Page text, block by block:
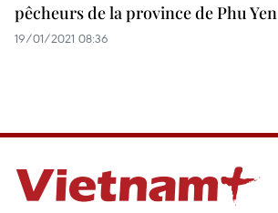
pêcheurs de la province de Phu Yen
19/01/2021 08:36